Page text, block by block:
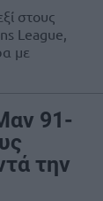
στους
League,
με
91-
την